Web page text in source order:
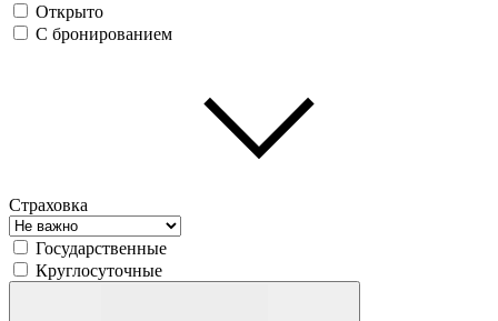
Открыто
С бронированием
Страховка
Государственные
Круглосуточные